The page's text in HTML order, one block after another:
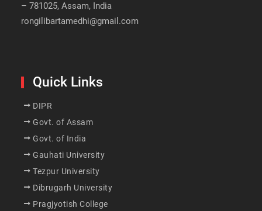
– 781025, Assam, India
rongilibartamedhi@gmail.com
Quick Links
DIPR
Govt. of Assam
Govt. of India
Gauhati University
Tezpur University
Dibrugarh University
Pragjyotish College